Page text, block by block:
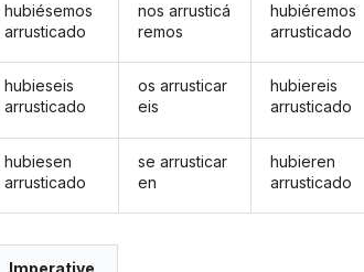
hubiésemos
arrusticado
hubieseis
arrusticado
hubiesen
arrusticado
nos arrusticá
remos
os arrusticar
eis
se arrusticar
en
hubiéremos
arrusticado
hubiereis
arrusticado
hubieren
arrusticado